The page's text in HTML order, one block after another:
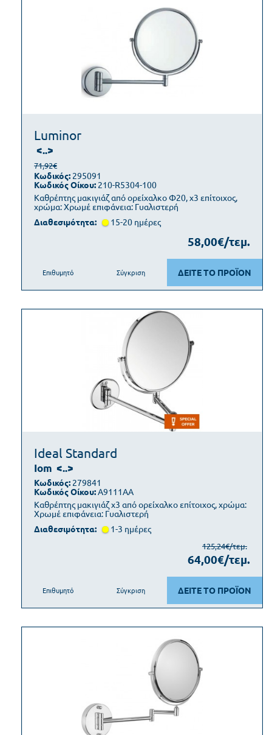
Luminor
<..>
Καθρέπτης μακιγιάζ από ορείχαλκο Φ20, x3 επίτοιχος,
χρώμα: Χρωμέ επιφάνεια: Γυαλιστερή
71,92€
Κωδικός: 295091
Κωδικός Οίκου: 210-R5304-100
Διαθεσιμότητα: 15-20 ημέρες
58,00€/τεμ.
ΔΕΙΤΕ ΤΟ ΠΡΟΪΟΝ
Επιθυμητό Σύγκριση
Ideal Standard
Iom <..>
Καθρέπτης μακιγιάζ x3 από ορείχαλκο επίτοιχος, χρώμα:
Χρωμέ επιφάνεια: Γυαλιστερή
Κωδικός: 279841
Κωδικός Οίκου:A9111AA
Διαθεσιμότητα: 1-3 ημέρες
125,24€/τεμ.
64,00€/τεμ.
ΔΕΙΤΕ ΤΟ ΠΡΟΪΟΝ
Επιθυμητό Σύγκριση